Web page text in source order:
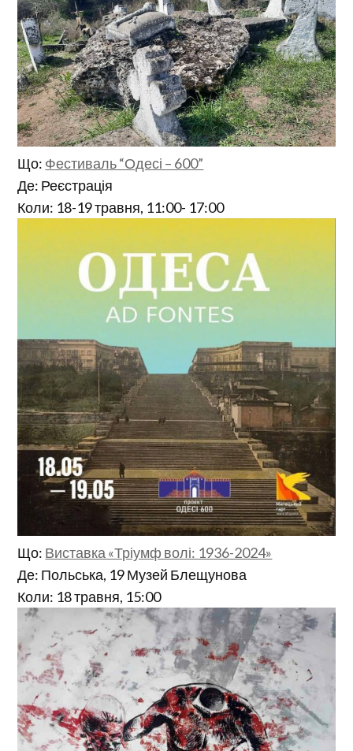
Що: Фестиваль “Одесі – 600”
Де: Реєстрація
Коли: 18-19 травня, 11:00- 17:00
Що: Виставка «Тріумф волі: 1936-2024»
Де: Польська, 19 Музей Блещунова
Коли: 18 травня, 15:00